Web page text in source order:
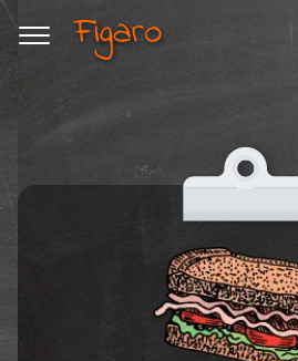
Navigation